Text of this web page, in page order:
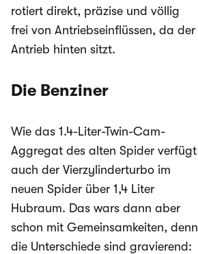
rotiert direkt, präzise und völlig
frei von Antriebseinflüssen, da der
Antrieb hinten sitzt.
Die Benziner
Wie das 1.4-Liter-Twin-Cam-
Aggregat des alten Spider verfügt
auch der Vierzylinderturbo im
neuen Spider über 1,4 Liter
Hubraum. Das wars dann aber
schon mit Gemeinsamkeiten, denn
die Unterschiede sind gravierend: